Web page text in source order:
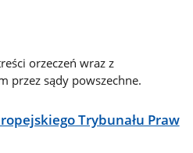
orzeczeń wraz z
przez sądy powszechne.
Trybunału Praw